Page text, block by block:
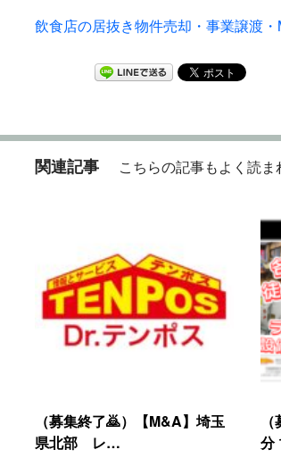
飲食店の居抜き物件売却・事業譲渡
関連記事 こちらの記事もよく読ま
（募集終了🙇）【M&A】埼玉
県北部 レ…
分